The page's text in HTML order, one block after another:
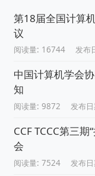
第18届全国计算
议
阅读量: 16744 发布
中国计算机学会
知
阅读量: 9872 发布
CCF TCCC第三
会
阅读量: 7524 发布